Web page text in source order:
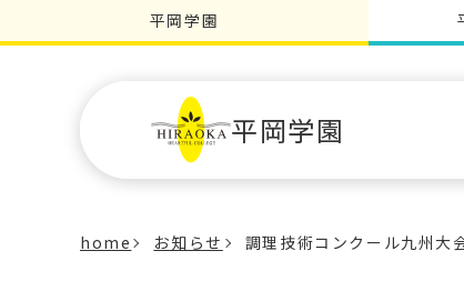
平岡学園
平岡学園
home お知らせ 調理技術コンクール九州大